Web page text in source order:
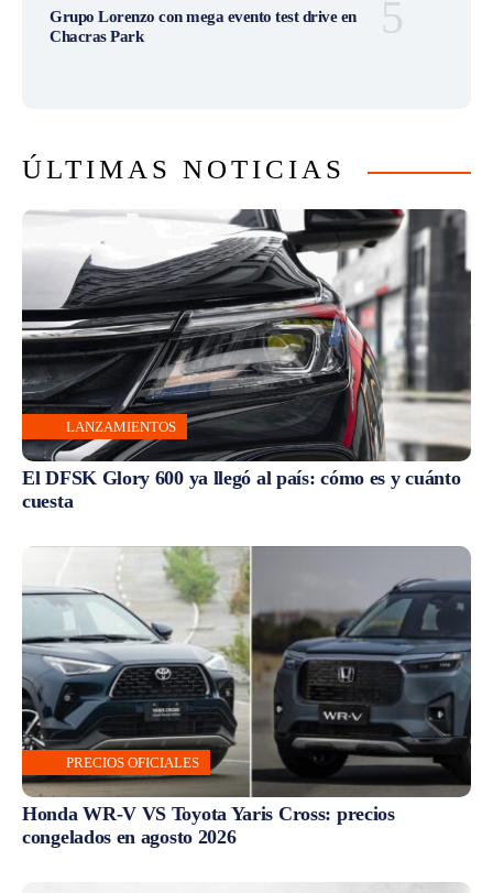
Grupo Lorenzo con mega evento test drive en
Chacras Park
ÚLTIMAS NOTICIAS
LANZAMIENTOS
El DFSK Glory 600 ya llegó al país: cómo es y cuánto
cuesta
PRECIOS OFICIALES
Honda WR-V VS Toyota Yaris Cross: precios
congelados en agosto 2026